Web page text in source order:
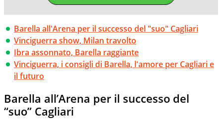
Barella all'Arena per il successo del "suo" Cagliari
Vinciguerra show, Milan travolto
Ibra assonnato, Barella raggiante
Vinciguerra, i consigli di Barella, l'amore per Cagliari e
il futuro
Barella all’Arena per il successo del
“suo” Cagliari